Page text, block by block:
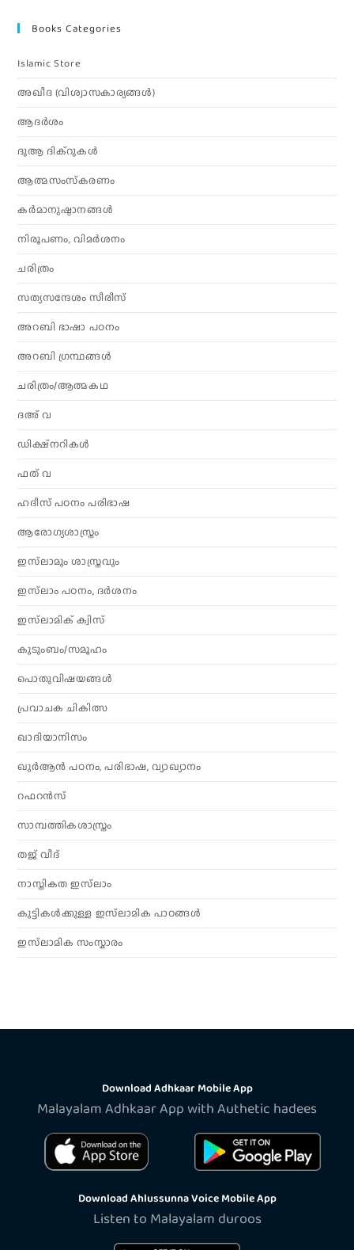
Books Categories
Islamic Store
അഖീദ (വിശ്വാസകാര്യങ്ങള്‍)
ആദര്‍ശം
ദുആ ദിക്റുകൾ
ആത്മസംസ്‌കരണം
കര്‍മാനുഷ്ഠാനങ്ങള്‍
നിരൂപണം, വിമര്‍ശനം
ചരിത്രം
സത്യസന്ദേശം സീരീസ്
അറബി ഭാഷാ പഠനം
അറബി ഗ്രന്ഥങ്ങൾ
ചരിത്രം/ആത്മകഥ
ദഅ് വ
ഡിക്ഷ്നറികൾ
ഫത് വ
ഹദീസ് പഠനം പരിഭാഷ
ആരോഗ്യശാസ്ത്രം
ഇസ്‌ലാമും ശാസ്ത്രവും
ഇസ്‌ലാം പഠനം, ദർശനം
ഇസ്‌ലാമിക് ക്വിസ്
കുടുംബം/സമൂഹം
പൊതുവിഷയങ്ങൾ
പ്രവാചക ചികിത്സ
ഖാദിയാനിസം
ഖുർആൻ പഠനം, പരിഭാഷ, വ്യാഖ്യാനം
റഫറൻസ്
സാമ്പത്തികശാസ്ത്രം
തജ് വീദ്
നാസ്തികത ഇസ്‌ലാം
കുട്ടികൾക്കുള്ള ഇസ്‌ലാമിക പാഠങ്ങൾ
ഇസ്‌ലാമിക സംസ്കാരം
Download Adhkaar Mobile App
Malayalam Adhkaar App with Authetic hadees
Download Ahlussunna Voice Mobile App
Listen to Malayalam duroos